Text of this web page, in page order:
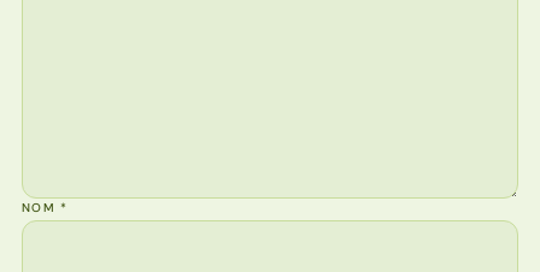
NOM*